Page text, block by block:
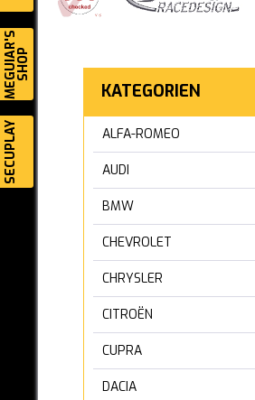
MEGUIAR'SSHOP
SECUPLAY
KATEGORIEN
ALFA-ROMEO
AUDI
BMW
CHEVROLET
CHRYSLER
CITROËN
CUPRA
DACIA